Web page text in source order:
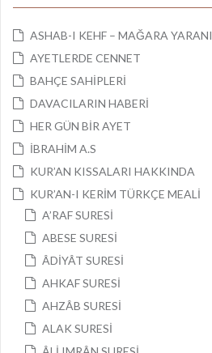
ASHAB-I KEHF – MAĞARA YARANI
AYETLERDE CENNET
BAHÇE SAHİPLERİ
DAVACILARIN HABERİ
HER GÜN BİR AYET
İBRAHİM A.S
KUR’AN KISSALARI HAKKINDA
KUR’AN-I KERİM TÜRKÇE MEALİ
A’RAF SURESİ
ABESE SURESİ
ÂDİYÂT SURESİ
AHKAF SURESİ
AHZÂB SURESİ
ALAK SURESİ